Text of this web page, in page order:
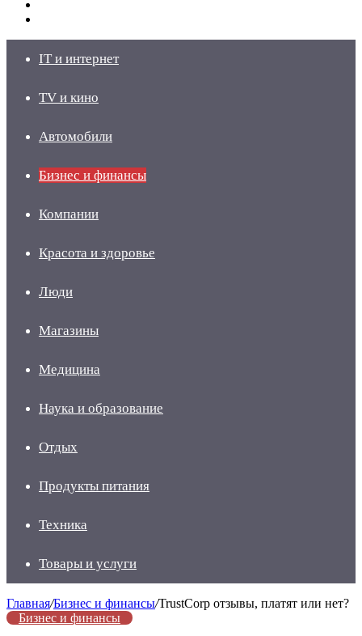
IT и интернет
TV и кино
Автомобили
Бизнес и финансы
Компании
Красота и здоровье
Люди
Магазины
Медицина
Наука и образование
Отдых
Продукты питания
Техника
Товары и услуги
Главная/Бизнес и финансы/TrustCorp отзывы, платят или нет?
Бизнес и финансы